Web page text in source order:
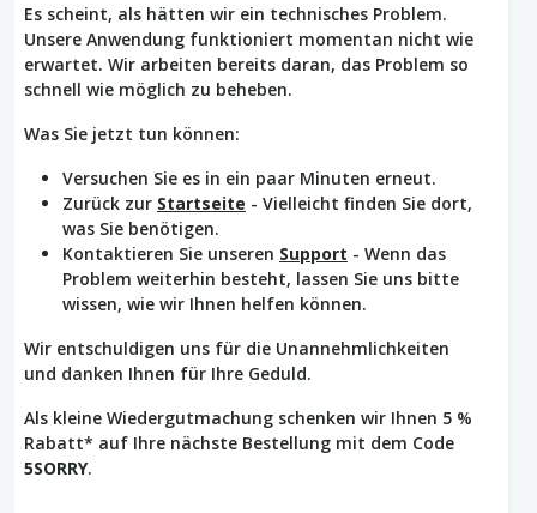
Es scheint, als hätten wir ein technisches Problem.
Unsere Anwendung funktioniert momentan nicht wie
erwartet. Wir arbeiten bereits daran, das Problem so
schnell wie möglich zu beheben.
Was Sie jetzt tun können:
Versuchen Sie es in ein paar Minuten erneut.
Zurück zur Startseite - Vielleicht finden Sie dort,
was Sie benötigen.
Kontaktieren Sie unseren Support - Wenn das
Problem weiterhin besteht, lassen Sie uns bitte
wissen, wie wir Ihnen helfen können.
Wir entschuldigen uns für die Unannehmlichkeiten
und danken Ihnen für Ihre Geduld.
Als kleine Wiedergutmachung schenken wir Ihnen 5 %
Rabatt* auf Ihre nächste Bestellung mit dem Code
5SORRY.